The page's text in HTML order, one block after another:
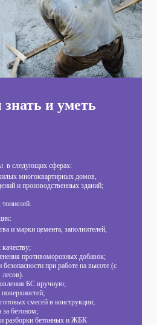
и уметь
в следующих сферах:
многоквартирных домов,
и производственных зданий;
и марки цемента, заполнителей,
противоморозных добавок;
безопасности при работе на высоте (с
лесов).
БС вручную;
смесей в конструкции;
за бетоном;
разборки бетонных и ЖБК